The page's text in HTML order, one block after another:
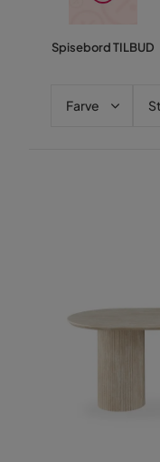
Spisebord TILBUD
Farve